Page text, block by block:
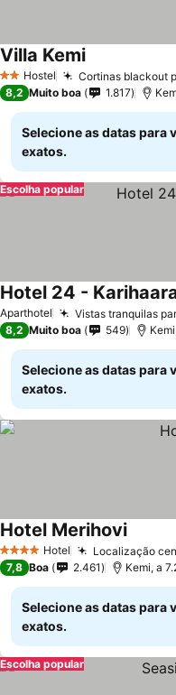
2 Estrelas
Hostel Cortinas blackout
Villa Kemi
8,2 Muito boa 1.817
Selecione as datas para
exatos.
Escolha popular
Aparthotel Vistas tranquilas
Hotel 24 -
8,2 Muito boa 549
Selecione as datas para
exatos.
4 EstrelasHotel Localização
Hotel Merihovi
7,8 Boa 2.461 Kemi, a
Selecione as datas para
exatos.
Escolha popular